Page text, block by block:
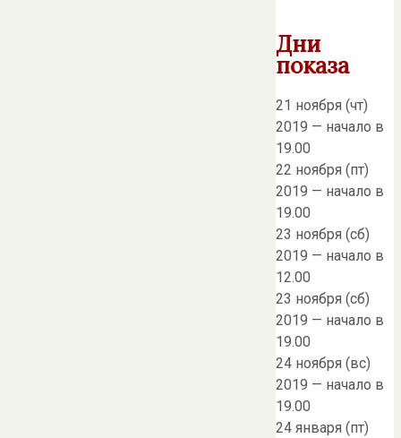
Дни
показа
21 ноября (чт)
2019 — начало в
19.00
22 ноября (пт)
2019 — начало в
19.00
23 ноября (сб)
2019 — начало в
12.00
23 ноября (сб)
2019 — начало в
19.00
24 ноября (вс)
2019 — начало в
19.00
24 января (пт)